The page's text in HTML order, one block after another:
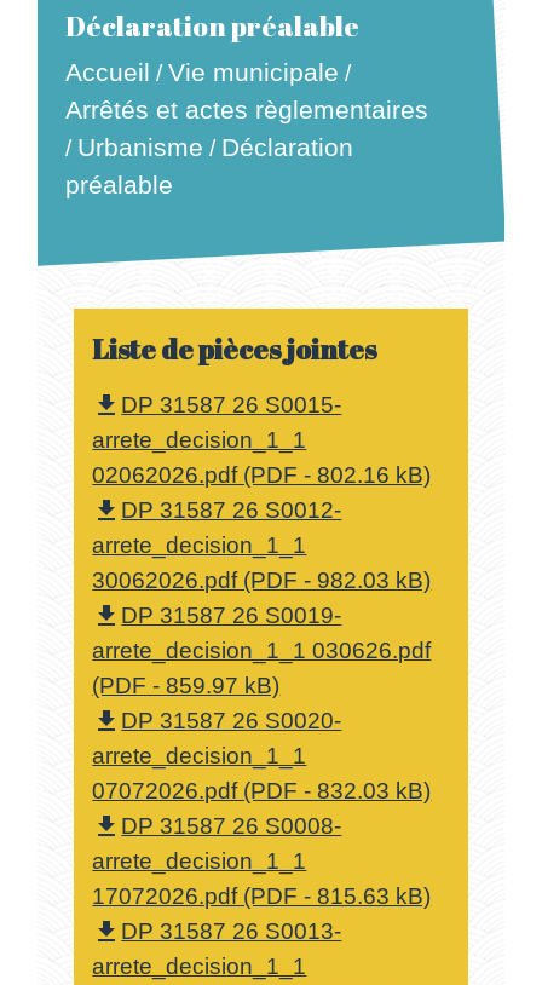
Déclaration préalable
Accueil /Vie municipale /
Arrêtés et actes règlementaires
/ Urbanisme / Déclaration
préalable
Liste de pièces jointes
file_download DP 31587 26 S0015-
arrete_decision_1_1
02062026.pdf (PDF - 802.16 kB)
file_download DP 31587 26 S0012-
arrete_decision_1_1
30062026.pdf (PDF - 982.03 kB)
file_download DP 31587 26 S0019-
arrete_decision_1_1 030626.pdf
(PDF - 859.97 kB)
file_download DP 31587 26 S0020-
arrete_decision_1_1
07072026.pdf (PDF - 832.03 kB)
file_download DP 31587 26 S0008-
arrete_decision_1_1
17072026.pdf (PDF - 815.63 kB)
file_download DP 31587 26 S0013-
arrete_decision_1_1